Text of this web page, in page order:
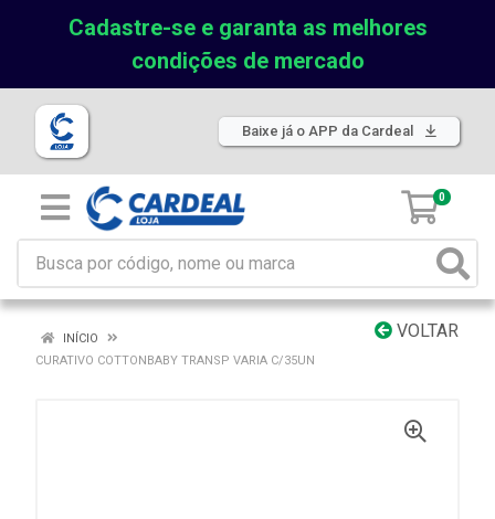
Cadastre-se e garanta as melhores
condições de mercado
Baixe já o APP da Cardeal
0
VOLTAR
INÍCIO
CURATIVO COTTONBABY TRANSP VARIA C/35UN